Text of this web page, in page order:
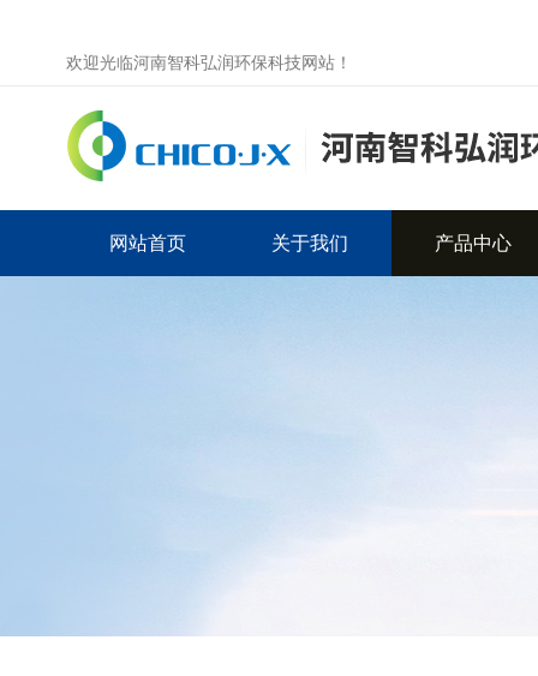
欢迎光临河南智科弘润环保科技网站！
网站首页 关于我们 产品中心